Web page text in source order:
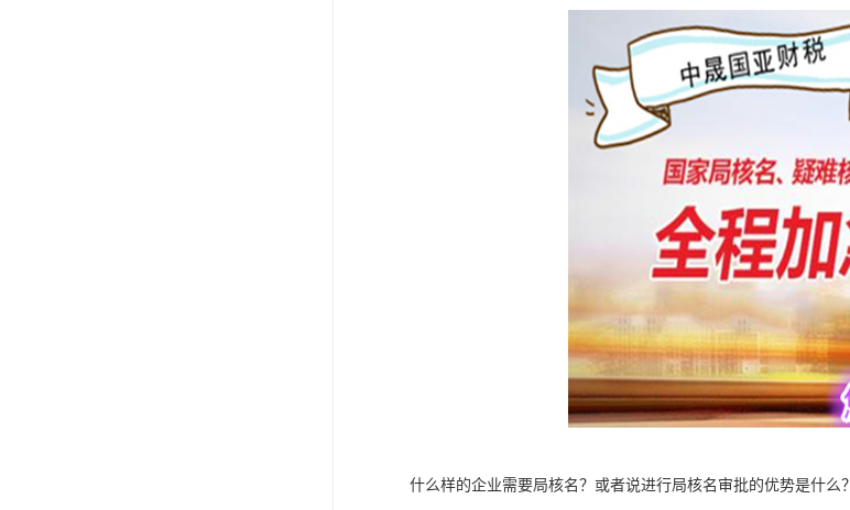
什么样的企业需要局核名？或者说进行局核名审批的优势是什么？